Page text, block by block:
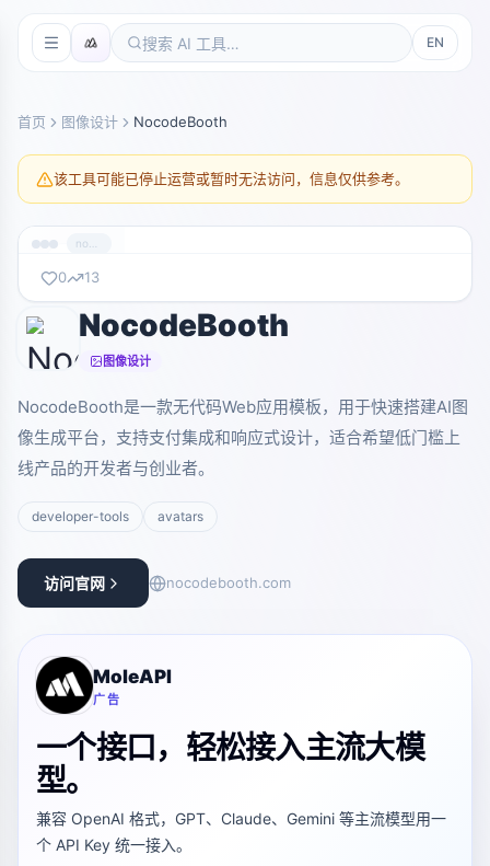
EN
首页 图像设计 NocodeBooth
该工具可能已停止运营或暂时无法访问，信息仅供参考。
暂无截图
nocodebooth.com
0 13
NocodeBooth
图像设计
NocodeBooth是一款无代码Web应用模板，用于快速搭建AI图
像生成平台，支持支付集成和响应式设计，适合希望低门槛上
线产品的开发者与创业者。
developer-tools avatars
访问官网 nocodebooth.com
MoleAPI
广告
一个接口，轻松接入主流大模
型。
兼容 OpenAI 格式，GPT、Claude、Gemini 等主流模型用一
个 API Key 统一接入。